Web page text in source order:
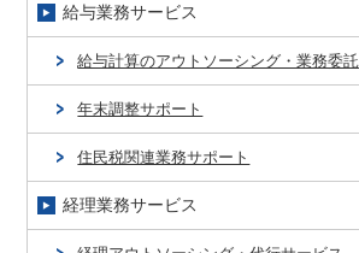
給与業務サービス
給与計算のアウトソーシング・業務委託
年末調整サポート
住民税関連業務サポート
経理業務サービス